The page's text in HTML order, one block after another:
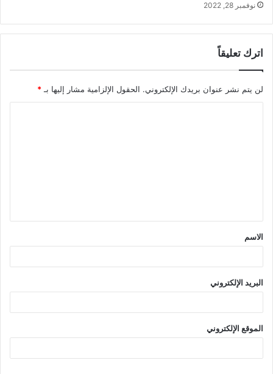
نوفمبر 28, 2022
اترك تعليقاً
لن يتم نشر عنوان بريدك الإلكتروني. الحقول الإلزامية مشار إليها بـ *
ق
*
الاسم
البريد الإلكتروني
الموقع الإلكتروني